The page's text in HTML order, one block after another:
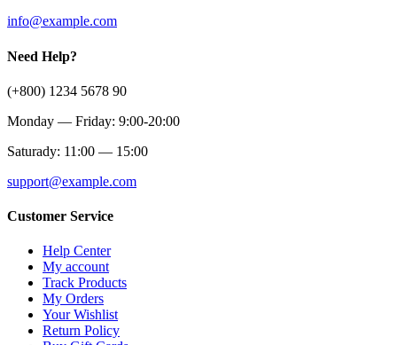
info@example.com
Need Help?
(+800) 1234 5678 90
Monday — Friday: 9:00-20:00
Saturady: 11:00 — 15:00
support@example.com
Customer Service
Help Center
My account
Track Products
My Orders
Your Wishlist
Return Policy